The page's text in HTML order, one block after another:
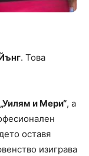
. Това
и Мери“, а
оставя
изиграва